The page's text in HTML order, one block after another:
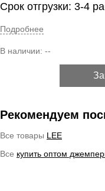
Срок отгрузки: 3-4
Подробнее
В наличии: --
Рекомендуем
Все товары LEE
Все купить оптом